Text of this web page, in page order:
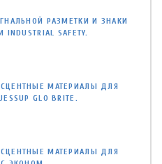
РАЗМЕТКИ И ЗНАКИ
SAFETY.
МАТЕРИАЛЫ ДЛЯ
GLO BRITE.
МАТЕРИАЛЫ ДЛЯ